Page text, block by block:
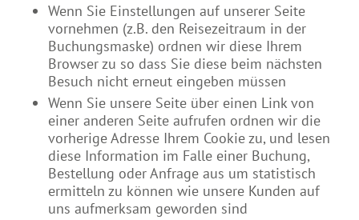
Wenn Sie Einstellungen auf unserer Seite
vornehmen (z.B. den Reisezeitraum in der
Buchungsmaske) ordnen wir diese Ihrem
Browser zu so dass Sie diese beim nächsten
Besuch nicht erneut eingeben müssen
Wenn Sie unsere Seite über einen Link von
einer anderen Seite aufrufen ordnen wir die
vorherige Adresse Ihrem Cookie zu, und lesen
diese Information im Falle einer Buchung,
Bestellung oder Anfrage aus um statistisch
ermitteln zu können wie unsere Kunden auf
uns aufmerksam geworden sind